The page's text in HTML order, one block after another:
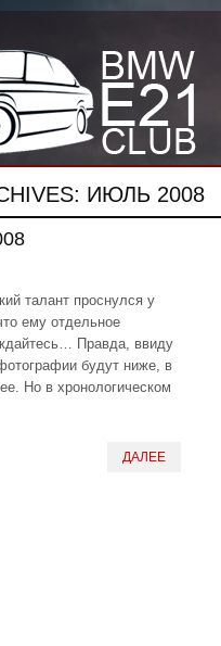
ИЮЛЬ 2008
талант проснулся у
ему отдельное
Правда, ввиду
будут ниже, в
Но в хронологическом
ДАЛЕЕ